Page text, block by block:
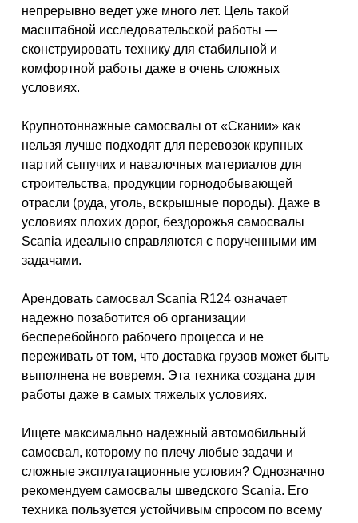
непрерывно ведет уже много лет. Цель такой
масштабной исследовательской работы —
сконструировать технику для стабильной и
комфортной работы даже в очень сложных
условиях.
Крупнотоннажные самосвалы от «Скании» как
нельзя лучше подходят для перевозок крупных
партий сыпучих и навалочных материалов для
строительства, продукции горнодобывающей
отрасли (руда, уголь, вскрышные породы). Даже в
условиях плохих дорог, бездорожья самосвалы
Scania идеально справляются с порученными им
задачами.
Арендовать самосвал Scania R124 означает
надежно позаботится об организации
бесперебойного рабочего процесса и не
переживать от том, что доставка грузов может быть
выполнена не вовремя. Эта техника создана для
работы даже в самых тяжелых условиях.
Ищете максимально надежный автомобильный
самосвал, которому по плечу любые задачи и
сложные эксплуатационные условия? Однозначно
рекомендуем самосвалы шведского Scania. Его
техника пользуется устойчивым спросом по всему